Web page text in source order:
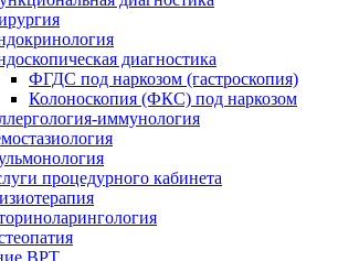
диагностика
ФГДС под наркозом (гастроскопия)
Колоноскопия (ФКС) под наркозом
иммунология
процедурного кабинета
ВРТ